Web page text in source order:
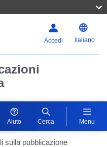
Accedi italiano
Aiuto Cerca Menu
sulla pubblicazione